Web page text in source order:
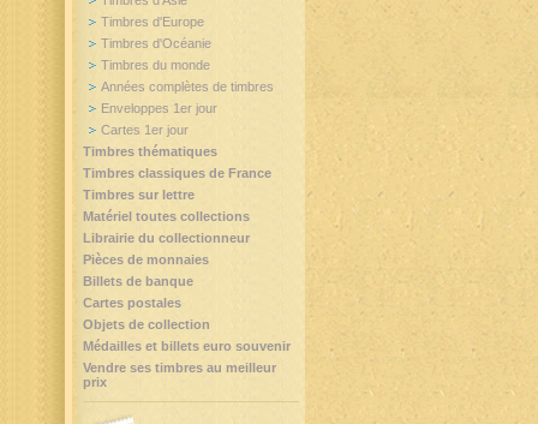
Timbres d'Europe
Timbres d'Océanie
Timbres du monde
Années complètes de timbres
Enveloppes 1er jour
Cartes 1er jour
Timbres thématiques
Timbres classiques de France
Timbres sur lettre
Matériel toutes collections
Librairie du collectionneur
Pièces de monnaies
Billets de banque
Cartes postales
Objets de collection
Médailles et billets euro souvenir
Vendre ses timbres au meilleur
prix